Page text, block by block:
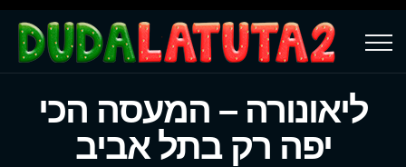
ליאונורה – המעסה הכי
יפה רק בתל אביב